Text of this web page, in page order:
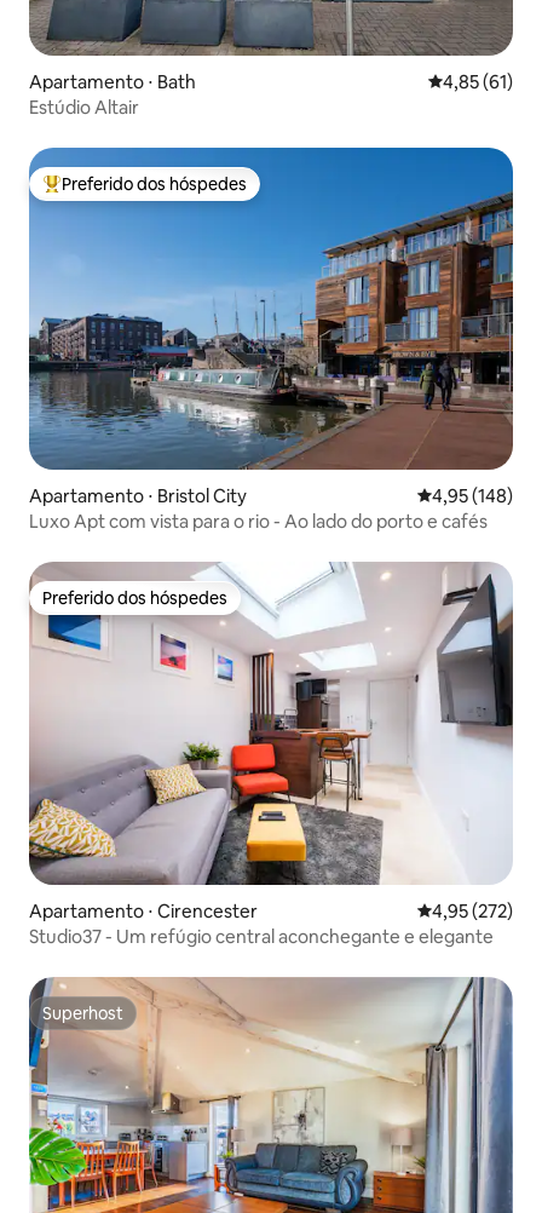
Apartamento ⋅ Bath 4,85 de uma
4,85 (61)
Estúdio Altair
Entre os melhores preferidos dos hóspedes
Preferido dos hóspedes
Apartamento ⋅ Bristol City 4,95 de uma
4,95 (148)
Luxo Apt com vista para o rio - Ao lado do porto e cafés
Preferido dos hóspedes
Preferido dos hóspedes
Apartamento ⋅ Cirencester 4,95 de uma
4,95 (272)
Studio37 - Um refúgio central aconchegante e elegante
Superhost
Superhost